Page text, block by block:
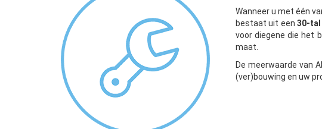
Wanneer u met één
bestaat uit een30-tal
voor diegene die het
maat.
De meerwaarde van
(ver)bouwing en uw